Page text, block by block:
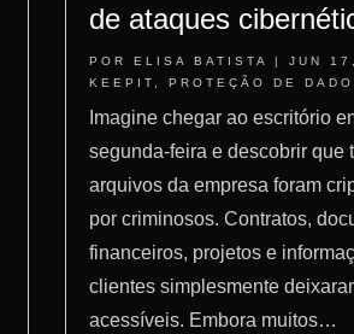
de ataques
PORELISA BATISTA |JUN
KEEPIT
,PROTEÇÃO DE
Imagine chegar ao escritório
segunda-feira e descobrir que
arquivos da empresa foram
por criminosos. Contratos,
financeiros, projetos e
clientes simplesmente
acessíveis. Embora muitos…